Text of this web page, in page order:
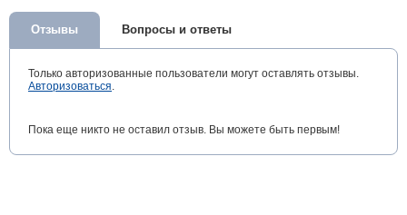
Отзывы Вопросы и ответы
Только авторизованные пользователи могут оставлять отзывы.
Авторизоваться.
Пока еще никто не оставил отзыв. Вы можете быть первым!